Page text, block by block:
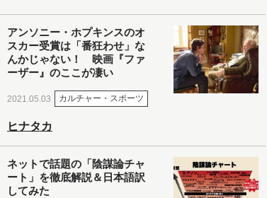
アンソニー・ホプキンスのオ
スカー受賞は「番狂わせ」な
んかじゃない！ 映画『ファ
ーザー』のここが凄い
2021.05.03 カルチャー・スポーツ
ヒナタカ
ネットで話題の「陰謀論チャ
ート」を徹底解説＆日本語訳
してみた